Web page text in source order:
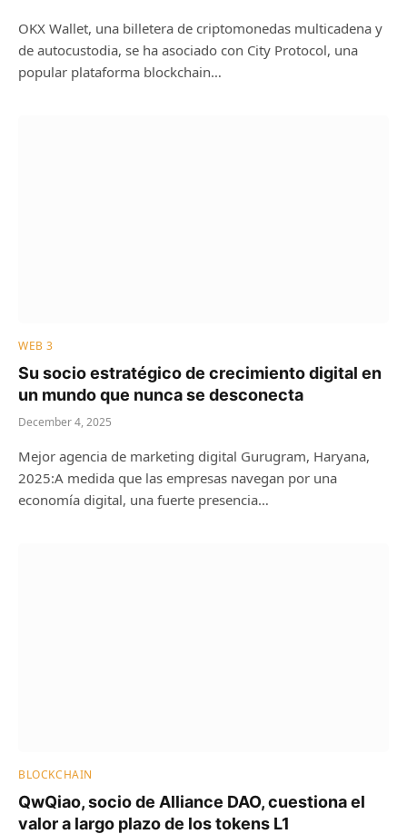
OKX Wallet, una billetera de criptomonedas multicadena y
de autocustodia, se ha asociado con City Protocol, una
popular plataforma blockchain…
WEB 3
Su socio estratégico de crecimiento digital en
un mundo que nunca se desconecta
December 4, 2025
Mejor agencia de marketing digital Gurugram, Haryana,
2025:A medida que las empresas navegan por una
economía digital, una fuerte presencia…
BLOCKCHAIN
QwQiao, socio de Alliance DAO, cuestiona el
valor a largo plazo de los tokens L1